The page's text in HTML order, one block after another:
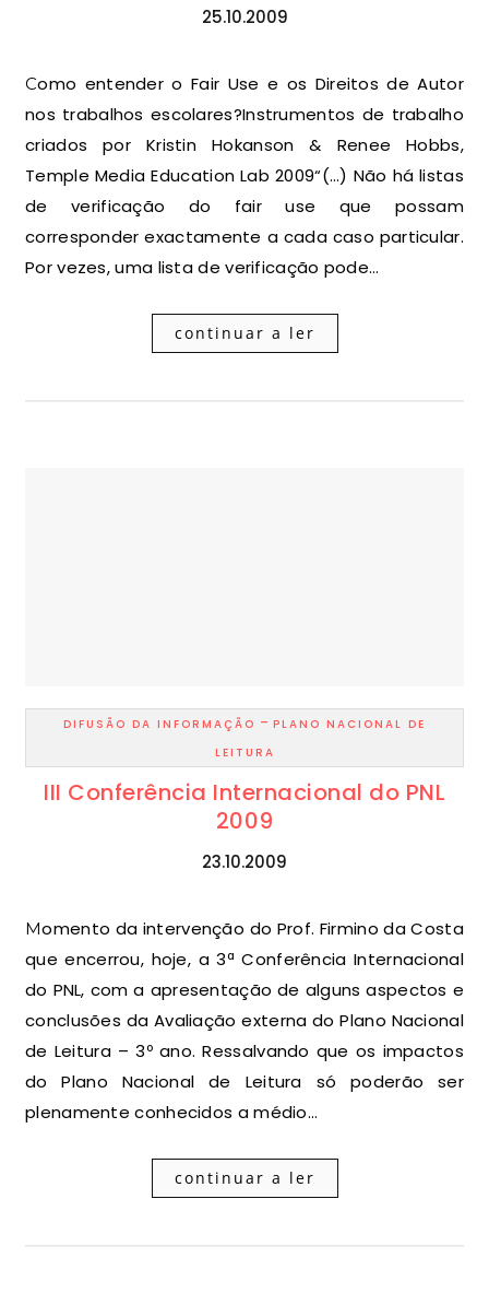
25.10.2009
Como entender o Fair Use e os Direitos de Autor
nos trabalhos escolares?Instrumentos de trabalho
criados por Kristin Hokanson & Renee Hobbs,
Temple Media Education Lab 2009“(…) Não há listas
de verificação do fair use que possam
corresponder exactamente a cada caso particular.
Por vezes, uma lista de verificação pode…
continuar a ler
DIFUSÃO DA INFORMAÇÃO - PLANO NACIONAL DE
LEITURA
III Conferência Internacional do PNL
2009
23.10.2009
Momento da intervenção do Prof. Firmino da Costa
que encerrou, hoje, a 3ª Conferência Internacional
do PNL, com a apresentação de alguns aspectos e
conclusões da Avaliação externa do Plano Nacional
de Leitura – 3º ano. Ressalvando que os impactos
do Plano Nacional de Leitura só poderão ser
plenamente conhecidos a médio…
continuar a ler